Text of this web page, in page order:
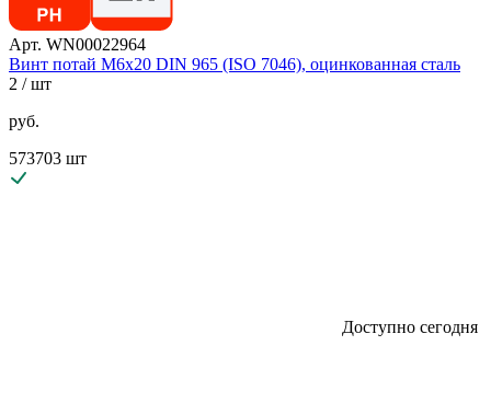
Арт. WN00022964
Винт потай М6х20 DIN 965 (ISO 7046), оцинкованная сталь
2 / шт
руб.
573703 шт
Доступно сегодня